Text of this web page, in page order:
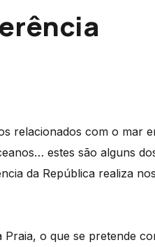
relacionados com o mar
estes são alguns
da República realiza nos
o que se pretende